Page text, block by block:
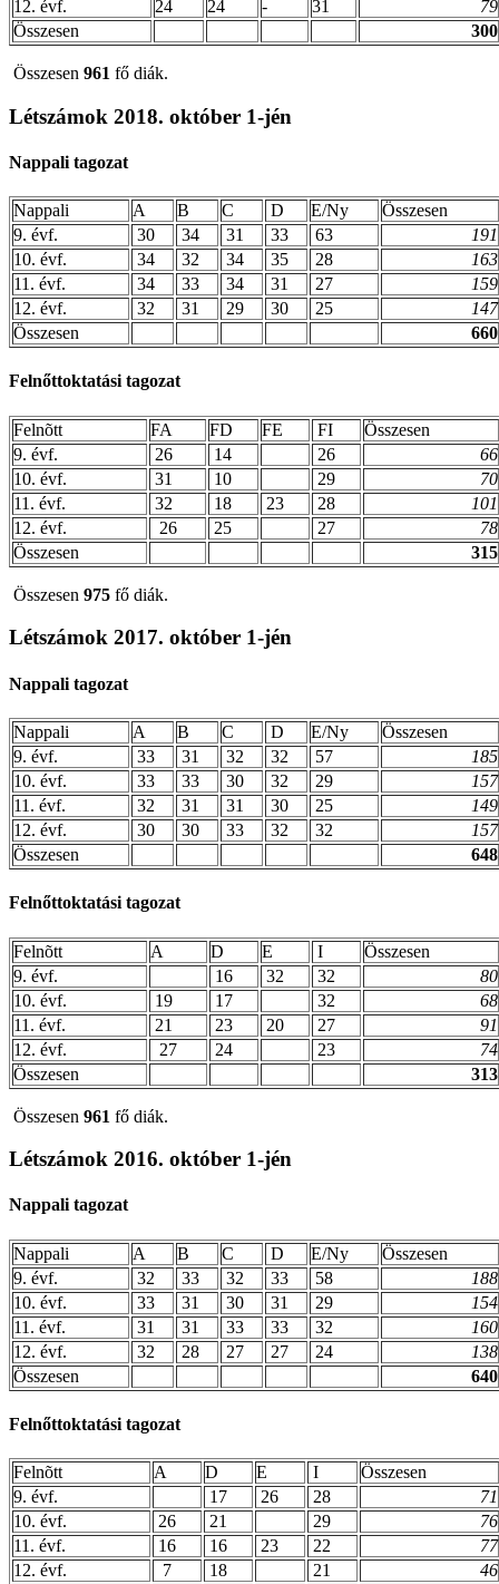
12. évf. 24 24 - 31
79
Összesen
300
Összesen 961 fő diák.
Létszámok 2018. október 1-jén
Nappali tagozat
Nappali A B C D E/Ny
Összesen
9. évf.
30 34 31 33 63
191
10. évf.
34 32 34 35 28
163
11. évf.
34 33 34 31 27
159
12. évf.
32 31 29 30 25
147
Összesen
660
Felnőttoktatási tagozat
Felnõtt FA FD FE FI
Összesen
9. évf.
26 14 26
66
10. évf.
31 10 29
70
11. évf.
32 18 23 28
101
12. évf.
26 25 27
78
Összesen
315
Összesen 975 fő diák.
Létszámok 2017. október 1-jén
Nappali tagozat
Nappali A B C D E/Ny
Összesen
9. évf.
33 31 32 32 57
185
10. évf.
33 33 30 32 29
157
11. évf.
32 31 31 30 25
149
12. évf.
30 30 33 32 32
157
Összesen
648
Felnőttoktatási tagozat
Felnõtt A D E I
Összesen
9. évf.
16 32 32
80
10. évf.
19 17 32
68
11. évf.
21 23 20 27
91
12. évf.
27 24 23
74
Összesen
313
Összesen 961 fő diák.
Létszámok 2016. október 1-jén
Nappali tagozat
Nappali A B C D E/Ny
Összesen
9. évf.
32 33 32 33 58
188
10. évf.
33 31 30 31 29
154
11. évf.
31 31 33 33 32
160
12. évf.
32 28 27 27 24
138
Összesen
640
Felnőttoktatási tagozat
Felnõtt A D E I
Összesen
9. évf.
17 26 28
71
10. évf.
26 21 29
76
11. évf.
16 16 23 22
77
12. évf.
7 18 21
46